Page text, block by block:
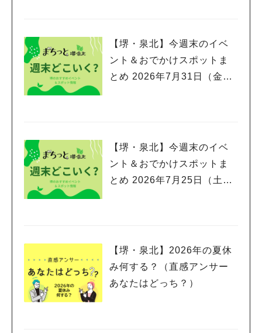
【堺・泉北】今週末のイベ
ント＆おでかけスポットま
とめ 2026年7月31日（金）
【堺・泉北】今週末のイベ
ント＆おでかけスポットま
とめ 2026年7月25日（土）
【堺・泉北】2026年の夏休
み何する？（直感アンサー
あなたはどっち？）